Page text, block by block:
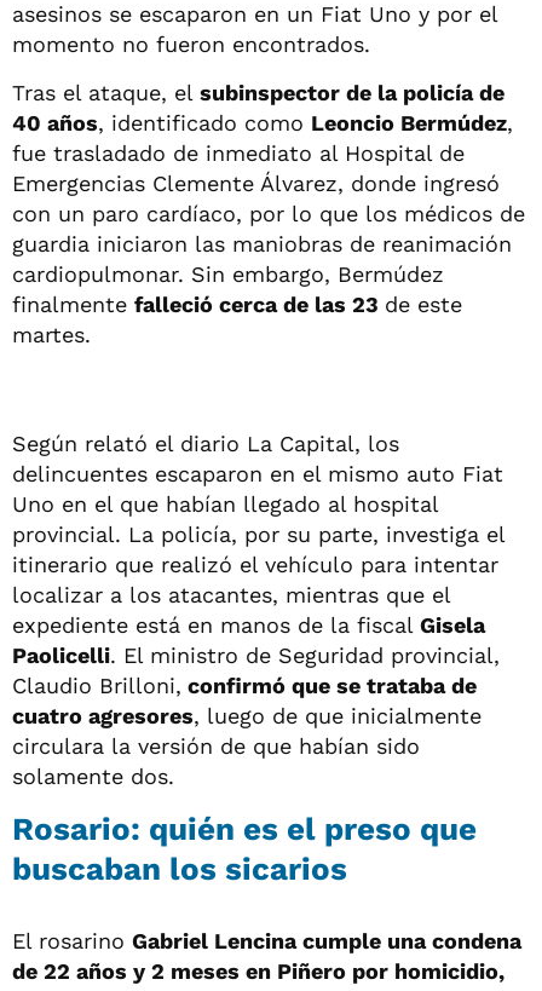
asesinos se escaparon en un Fiat Uno y por el
momento no fueron encontrados.
Tras el ataque, el subinspector de la policía de
40 años, identificado como Leoncio Bermúdez,
fue trasladado de inmediato al Hospital de
Emergencias Clemente Álvarez, donde ingresó
con un paro cardíaco, por lo que los médicos de
guardia iniciaron las maniobras de reanimación
cardiopulmonar. Sin embargo, Bermúdez
finalmente falleció cerca de las 23 de este
martes.
Según relató el diario La Capital, los
delincuentes escaparon en el mismo auto Fiat
Uno en el que habían llegado al hospital
provincial. La policía, por su parte, investiga el
itinerario que realizó el vehículo para intentar
localizar a los atacantes, mientras que el
expediente está en manos de la fiscal Gisela
Paolicelli. El ministro de Seguridad provincial,
Claudio Brilloni, confirmó que se trataba de
cuatro agresores, luego de que inicialmente
circulara la versión de que habían sido
solamente dos.
Rosario: quién es el preso que
buscaban los sicarios
El rosarino Gabriel Lencina cumple una condena
de 22 años y 2 meses en Piñero por homicidio,